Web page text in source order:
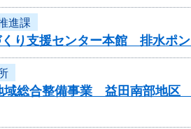
進課
くり支援センター本館 排水ポ
域総合整備事業 益田南部地